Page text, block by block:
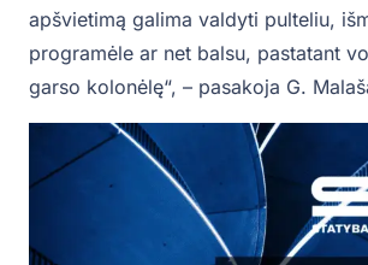
apšvietimą galima valdyti pulteliu,
programėle ar net balsu, pastatant
garso kolonėlę“, – pasakoja G.